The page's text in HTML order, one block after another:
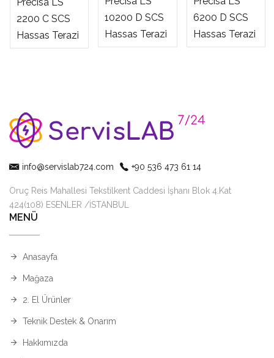
2200 C SCS
Hassas Terazi
10200 D SCS
Hassas Terazi
6200 D SCS
Hassas Terazi
info@servislab724.com +90 536 473 61 14
Oruç Reis Mahallesi Tekstilkent Caddesi İşhanı Blok 4.Kat
424(108) ESENLER /İSTANBUL
MENÜ
Anasayfa
Mağaza
2. El Ürünler
Teknik Destek & Onarım
Hakkımızda